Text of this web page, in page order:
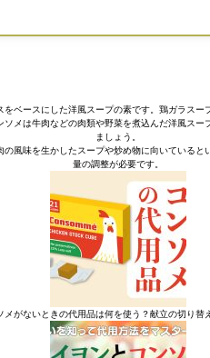
ベースにした洋風スープの素です。鶏ガラスー
メは牛肉などの肉類や野菜を煮込んだ洋風ス
ましょう。
風味を生かしたスープや炒め物に向いている
量の調整が必要です。
メがないときの代用品は何を使う？献立の切り替